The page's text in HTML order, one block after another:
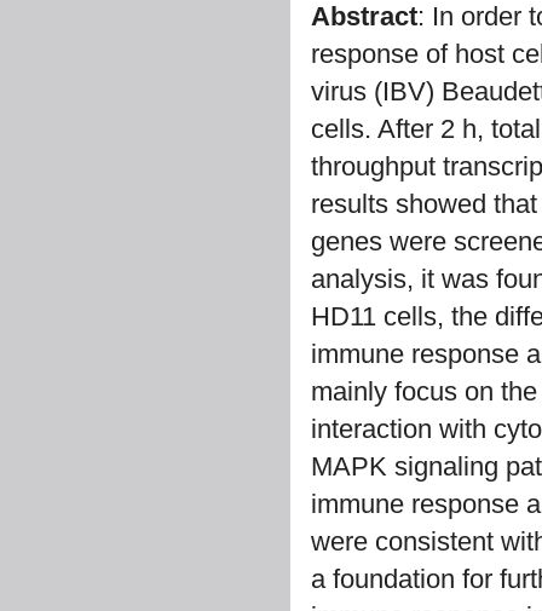
Abstract: In order
response of host
virus (IBV)
cells. After 2 h,
throughput
results showed
genes were
analysis, it was
HD11 cells, the
immune response
mainly focus on
interaction with
MAPK signaling
immune response
were consistent
a foundation for